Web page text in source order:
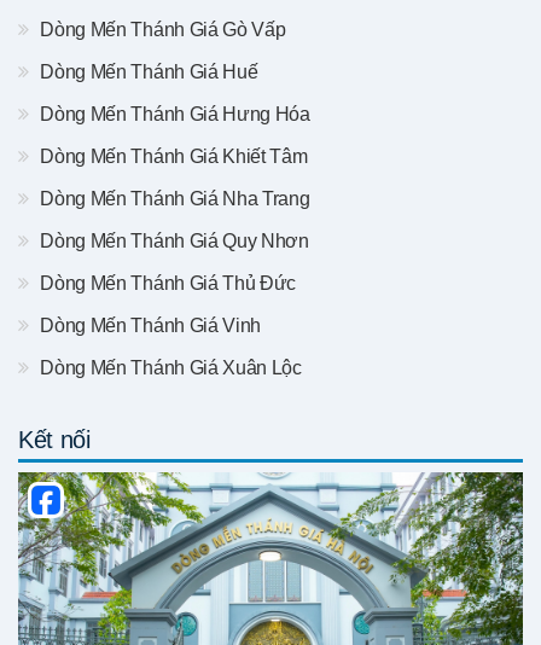
Dòng Mến Thánh Giá Gò Vấp
Dòng Mến Thánh Giá Huế
Dòng Mến Thánh Giá Hưng Hóa
Dòng Mến Thánh Giá Khiết Tâm
Dòng Mến Thánh Giá Nha Trang
Dòng Mến Thánh Giá Quy Nhơn
Dòng Mến Thánh Giá Thủ Đức
Dòng Mến Thánh Giá Vinh
Dòng Mến Thánh Giá Xuân Lộc
Kết nối